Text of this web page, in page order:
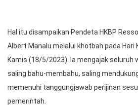
Hal itu disampaikan Pendeta HKBP
Albert Manalu melalui khotbah pada Hari
Kamis (18/5/2023). Ia mengajak seluruh
saling bahu-membahu, saling
memenuhi tanggungjawab perijinan
pemerintah.